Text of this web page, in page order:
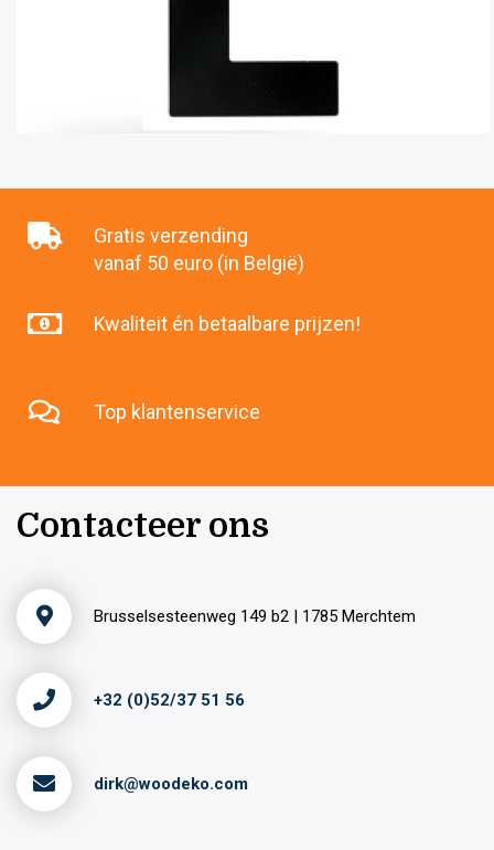
Gratis verzending
vanaf 50 euro (in België)
Kwaliteit én betaalbare prijzen!
Top klantenservice
Contacteer ons
Brusselsesteenweg 149 b2 | 1785 Merchtem
+32 (0)52/37 51 56
dirk@woodeko.com